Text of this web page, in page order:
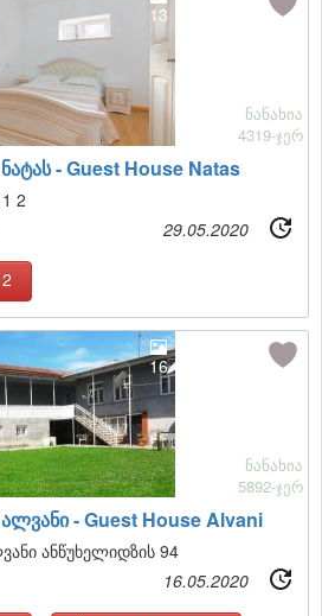
13
-Guest House Natas
ნანახია
4319-ჯერ
2
29.05.2020
16
-Guest House Alvani
ნანახია
5892-ჯერ
ანწუხელიდზის 94
16.05.2020